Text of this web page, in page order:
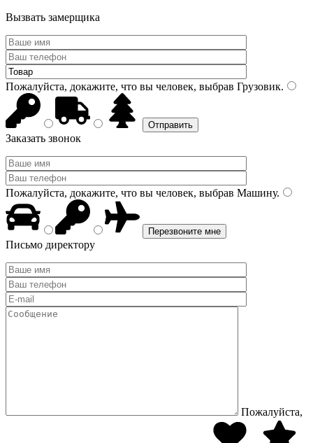
Вызвать замерщика
Пожалуйста, докажите, что вы человек, выбрав Грузовик.
Заказать звонок
Пожалуйста, докажите, что вы человек, выбрав Машину.
Письмо директору
Пожалуйста,